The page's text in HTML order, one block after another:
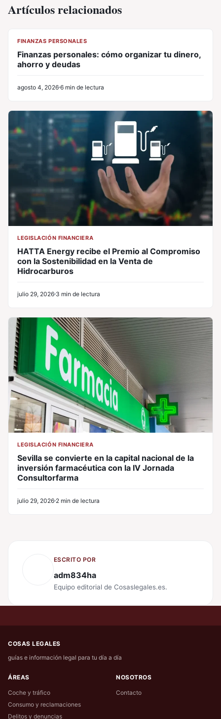
Artículos relacionados
FINANZAS PERSONALES
Finanzas personales: cómo organizar tu dinero,
ahorro y deudas
agosto 4, 2026 6 min de lectura
LEGISLACIÓN FINANCIERA
HATTA Energy recibe el Premio al Compromiso
con la Sostenibilidad en la Venta de
Hidrocarburos
julio 29, 2026 3 min de lectura
LEGISLACIÓN FINANCIERA
Sevilla se convierte en la capital nacional de la
inversión farmacéutica con la IV Jornada
Consultorfarma
julio 29, 2026 2 min de lectura
ESCRITO POR
adm834ha
Equipo editorial de Cosaslegales.es.
COSAS LEGALES
guías e información legal para tu día a día
ÁREAS
Coche y tráfico
Consumo y reclamaciones
Delitos y denuncias
NOSOTROS
Contacto